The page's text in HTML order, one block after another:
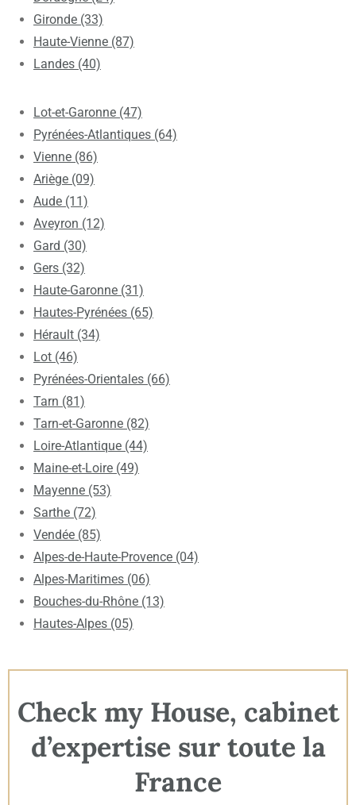
Gironde (33)
Haute-Vienne (87)
Landes (40)
Lot-et-Garonne (47)
Pyrénées-Atlantiques (64)
Vienne (86)
Ariège (09)
Aude (11)
Aveyron (12)
Gard (30)
Gers (32)
Haute-Garonne (31)
Hautes-Pyrénées (65)
Hérault (34)
Lot (46)
Pyrénées-Orientales (66)
Tarn (81)
Tarn-et-Garonne (82)
Loire-Atlantique (44)
Maine-et-Loire (49)
Mayenne (53)
Sarthe (72)
Vendée (85)
Alpes-de-Haute-Provence (04)
Alpes-Maritimes (06)
Bouches-du-Rhône (13)
Hautes-Alpes (05)
Check my House, cabinet
d’expertise sur toute la
France